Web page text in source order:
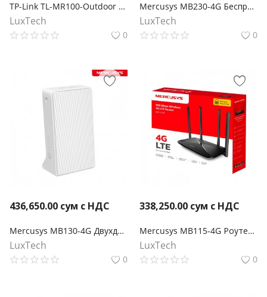
TP-Link TL-MR100-Outdoor N300 Наружный беспроводной 4G LTE маршрутизатор
LuxTech
0
Mercusys MB230-4G Беспроводной двухдиапазонный гигабитный маршрутизатор 4G+ Cat6 AC1200
LuxTech
0
436,650.00 сум с НДС
Mercusys MB130-4G Двухдиапазонный роутер Wi‑Fi AC1200 с поддержкой 4G LTE
LuxTech
0
338,250.00 сум с НДС
Mercusys MB115-4G Роутер Wi-Fi N300 с поддержкой 4G LTE
LuxTech
0